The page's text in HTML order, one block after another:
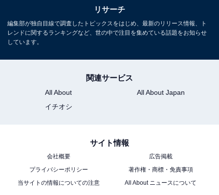
リサーチ
編集部が独自目線で調査したトピックスをはじめ、最新のリリース情報、ト
レンドに関するランキングなど、世の中で注目を集めている話題をお知らせ
しています。
関連サービス
All About
All About Japan
イチオシ
サイト情報
会社概要
広告掲載
プライバシーポリシー
著作権・商標・免責事項
当サイトの情報についての注意
All About ニュースについて